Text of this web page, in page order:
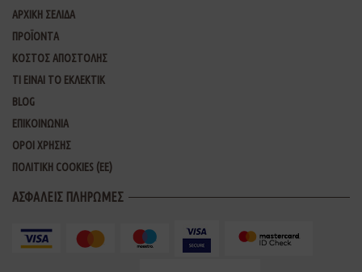
ΑΡΧΙΚΗ ΣΕΛΙΔΑ
ΠΡΟΪΟΝΤΑ
ΚΟΣΤΟΣ ΑΠΟΣΤΟΛΗΣ
ΤΙ ΕΙΝΑΙ ΤΟ ΕΚΛΕΚΤΙΚ
BLOG
ΕΠΙΚΟΙΝΩΝΙΑ
ΟΡΟΙ ΧΡΗΣΗΣ
ΠΟΛΙΤΙΚΗ COOKIES (ΕΕ)
ΑΣΦΑΛΕΙΣ ΠΛΗΡΩΜΕΣ